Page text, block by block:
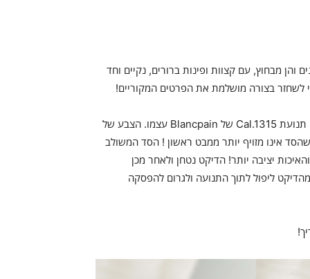
מבחוץ, עם קצוות ופינות ברורים, נקיים וחד
בצורה מושלמת את הפרטים המקוריים!
[תנועה] התנועה המדויקת מסדרת Hangzhou 7 משמשת לשינוי תנועת Cal.1315 של Blancpain עצמו. הצבע של
אינו מזויף יותר ממבט ראשון ! הסד המשולב
יציבה יותר! הדיקט נטחן ולאחר מכן
ליפול לתוך התנועה ולגרום להפסקה